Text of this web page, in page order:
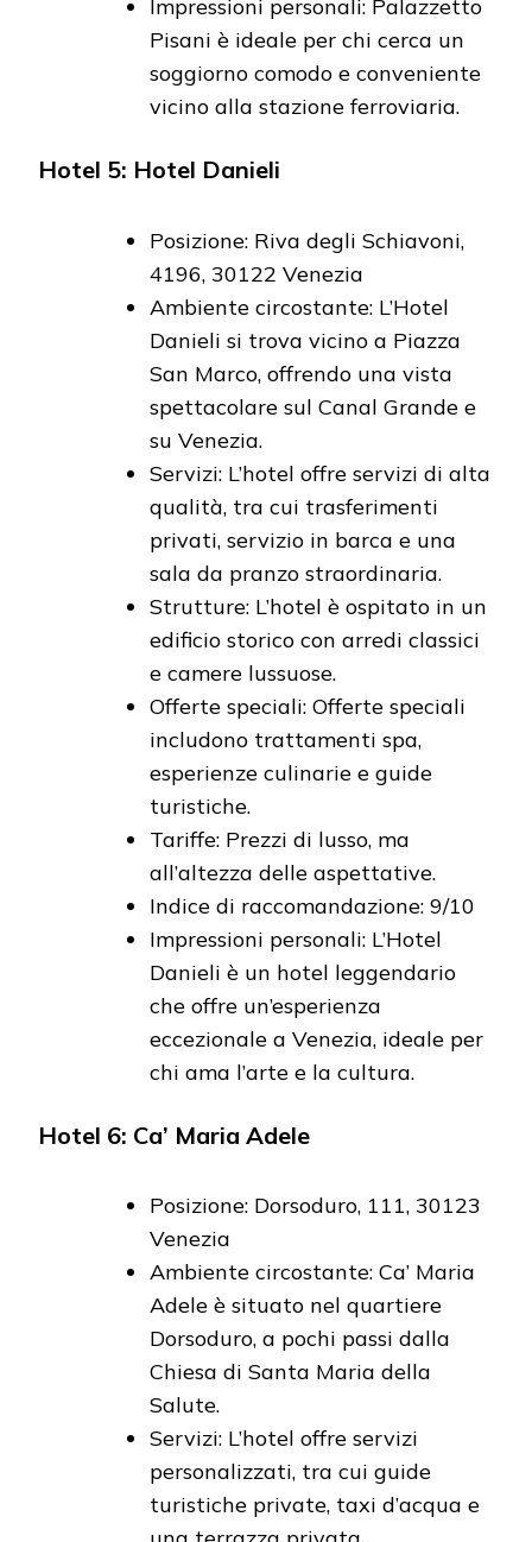
Impressioni personali: Palazzetto
Pisani è ideale per chi cerca un
soggiorno comodo e conveniente
vicino alla stazione ferroviaria.
Hotel 5: Hotel Danieli
Posizione: Riva degli Schiavoni,
4196, 30122 Venezia
Ambiente circostante: L’Hotel
Danieli si trova vicino a Piazza
San Marco, offrendo una vista
spettacolare sul Canal Grande e
su Venezia.
Servizi: L’hotel offre servizi di alta
qualità, tra cui trasferimenti
privati, servizio in barca e una
sala da pranzo straordinaria.
Strutture: L’hotel è ospitato in un
edificio storico con arredi classici
e camere lussuose.
Offerte speciali: Offerte speciali
includono trattamenti spa,
esperienze culinarie e guide
turistiche.
Tariffe: Prezzi di lusso, ma
all’altezza delle aspettative.
Indice di raccomandazione: 9/10
Impressioni personali: L’Hotel
Danieli è un hotel leggendario
che offre un’esperienza
eccezionale a Venezia, ideale per
chi ama l’arte e la cultura.
Hotel 6: Ca’ Maria Adele
Posizione: Dorsoduro, 111, 30123
Venezia
Ambiente circostante: Ca’ Maria
Adele è situato nel quartiere
Dorsoduro, a pochi passi dalla
Chiesa di Santa Maria della
Salute.
Servizi: L’hotel offre servizi
personalizzati, tra cui guide
turistiche private, taxi d’acqua e